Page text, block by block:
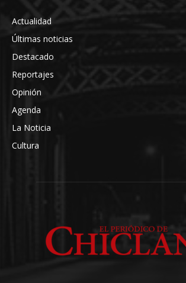
Actualidad
Últimas noticias
Destacado
Reportajes
Opinión
Agenda
La Noticia
Cultura